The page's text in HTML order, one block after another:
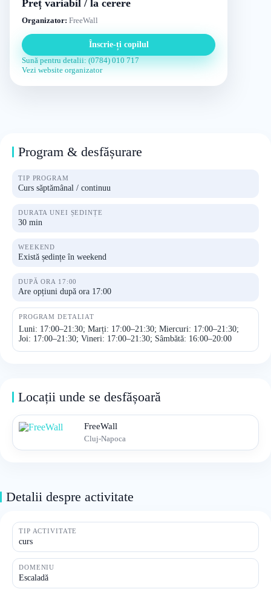
Preț variabil / la cerere
Organizator: FreeWall
Înscrie-ți copilul
Sună pentru detalii: (0784) 010 717
Vezi website organizator
Program & desfășurare
TIP PROGRAM
Curs săptămânal / continuu
DURATA UNEI ȘEDINȚE
30 min
WEEKEND
Există ședințe în weekend
DUPĂ ORA 17:00
Are opțiuni după ora 17:00
PROGRAM DETALIAT
Luni: 17:00–21:30; Marți: 17:00–21:30; Miercuri: 17:00–21:30;
Joi: 17:00–21:30; Vineri: 17:00–21:30; Sâmbătă: 16:00–20:00
Locații unde se desfășoară
FreeWall
Cluj-Napoca
Detalii despre activitate
TIP ACTIVITATE
curs
DOMENIU
Escaladă